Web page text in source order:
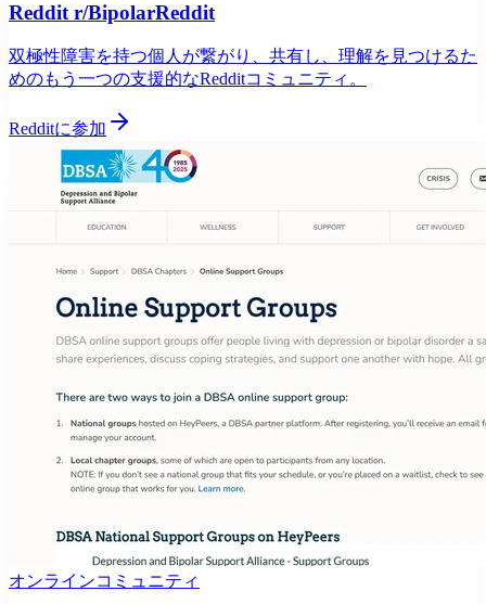
Reddit r/BipolarReddit
双極性障害を持つ個人が繋がり、共有し、理解を見つけるた
めのもう一つの支援的なRedditコミュニティ。
Redditに参加
オンラインコミュニティ